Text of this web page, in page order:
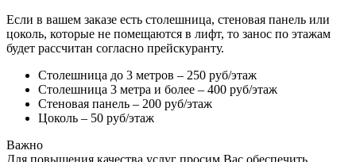
Если в вашем заказе есть столешница, стеновая панель или
цоколь, которые не помещаются в лифт, то занос по этажам
будет рассчитан согласно прейскуранту.
Столешница до 3 метров – 250 руб/этаж
Столешница 3 метра и более – 400 руб/этаж
Стеновая панель – 200 руб/этаж
Цоколь – 50 руб/этаж
Важно
Для повышения качества услуг просим Вас обеспечить